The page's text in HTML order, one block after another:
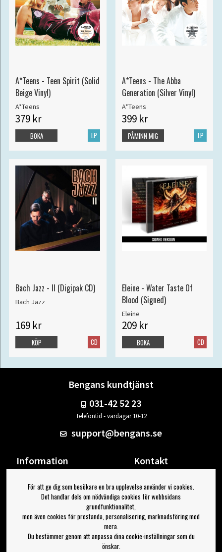
A*Teens - Teen Spirit (Solid
Beige Vinyl)
A*Teens
379 kr
LP
BOKA
A*Teens - The Abba
Generation (Silver Vinyl)
A*Teens
399 kr
LP
PÅMINN MIG
Bach Jazz - II (Digipak CD)
Bach Jazz
169 kr
CD
KÖP
Eleine - Water Taste Of
Blood (Signed)
Eleine
209 kr
CD
BOKA
Bengans kundtjänst
031-42 52 23
Telefontid - vardagar 10-12
support@bengans.se
Information
Om Bengans
FAQ / Köp- & Leveransvillkor
Kontakt
Din sida
Logga ut
Jag vill ha tips från Bengans
För att ge dig som besökare en bra upplevelse använder vi cookies.
Det handlar dels om nödvändiga cookies för webbsidans
grundfunktionalitet,
men även cookies för prestanda, personalisering, marknadsföring med
mera.
Du bestämmer genom att anpassa dina cookie-inställningar som du
önskar.